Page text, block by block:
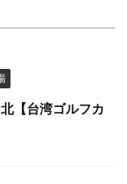
【台湾ゴルフカ